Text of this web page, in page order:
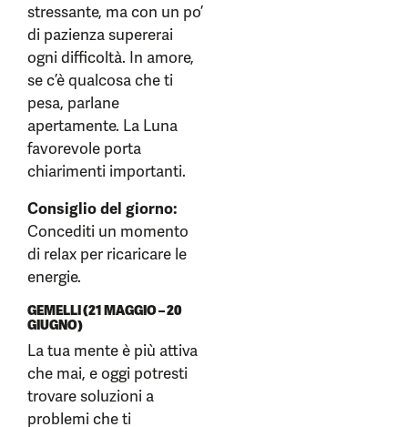
stressante, ma con un po’
di pazienza supererai
ogni difficoltà. In amore,
se c’è qualcosa che ti
pesa, parlane
apertamente. La Luna
favorevole porta
chiarimenti importanti.
Consiglio del giorno:
Concediti un momento
di relax per ricaricare le
energie.
GEMELLI (21 MAGGIO – 20
GIUGNO)
La tua mente è più attiva
che mai, e oggi potresti
trovare soluzioni a
problemi che ti